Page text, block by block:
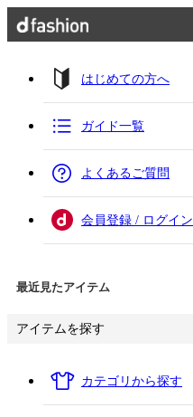
はじめての方へ
ガイド一覧
よくあるご質問
会員登録 / ログイン
最近見たアイテム
アイテムを探す
カテゴリから探す